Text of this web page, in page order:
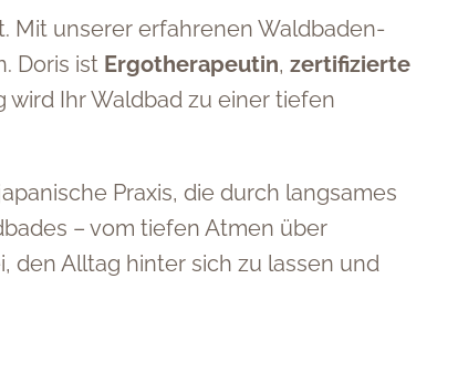
Mit unserer erfahrenen Waldbaden-
Doris ist Ergotherapeutin, zertifizierte
Ihr Waldbad zu einer tiefen
Praxis, die durch langsames
– vom tiefen Atmen über
den Alltag hinter sich zu lassen und